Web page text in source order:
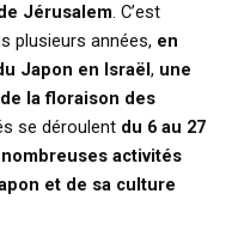
Jérusalem. C’est
plusieurs années, en
Japon en Israël, une
la floraison des
se déroulent du 6 au 27
nombreuses activités
et de sa culture